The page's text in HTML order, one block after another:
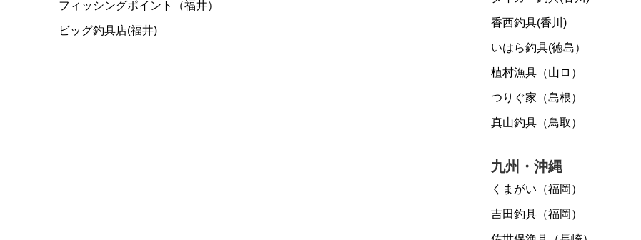
フィッシングポイント（福井）
ビッグ釣具店(福井)
香西釣具(香川)
いはら釣具(徳島）
植村漁具（山ロ）
つりぐ家（島根）
真山釣具（鳥取）
九州・沖縄
くまがい（福岡）
吉田釣具（福岡）